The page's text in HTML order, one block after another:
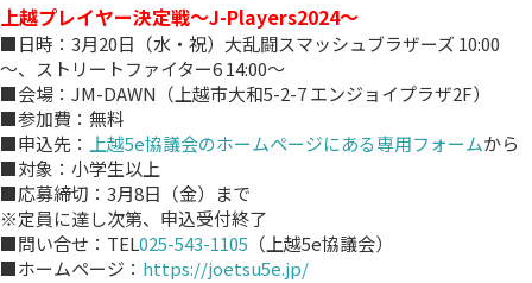
上越プレイヤー決定戦～J-Players2024～
■日時：3月20日（水・祝）大乱闘スマッシュブラザーズ 10:00
～、ストリートファイター6 14:00～
■会場：JM-DAWN（上越市大和5-2-7 エンジョイプラザ2F）
■参加費：無料
■申込先：
上越5e協議会のホームページにある専用フォームから
■対象：小学生以上
■応募締切：3月8日（金）まで
※定員に達し次第、申込受付終了
■問い合せ：TEL025-543-1105 （上越5e協議会）
■ホームページ： https://joetsu5e.jp/